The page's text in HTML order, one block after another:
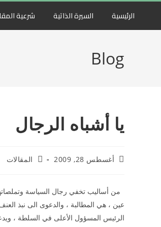
الرئيسية السيرة الذاتية شرعية
Blog
يا أشباه الرجال
أغسطس 28, 2009 المقالات
من أساليب تخفي رجال السياسة
عين ، هي المطالبة ، والدعوى الى نبذ
الرئيس المسؤول الأعلى في السلطة ،